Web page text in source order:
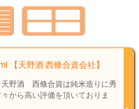
【天野酒 西條合資会社】
野酒 西條合資は純米造りに秀
から高い評価を頂いておりま